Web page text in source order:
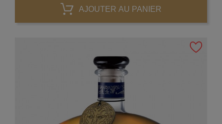
AJOUTER AU PANIER